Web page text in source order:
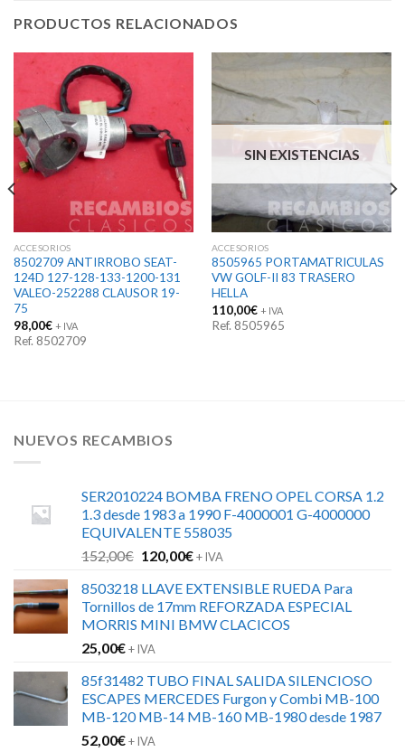
PRODUCTOS RELACIONADOS
ACCESORIOS
8502709 ANTIRROBO SEAT-
124D 127-128-133-1200-131
VALEO-252288 CLAUSOR 19-
75
98,00€ + IVA
Ref. 8502709
SIN EXISTENCIAS
ACCESORIOS
8505965 PORTAMATRICULAS
VW GOLF-II 83 TRASERO
HELLA
110,00€ + IVA
Ref. 8505965
NUEVOS RECAMBIOS
SER2010224 BOMBA FRENO OPEL CORSA 1.2
1.3 desde 1983 a 1990 F-4000001 G-4000000
EQUIVALENTE 558035
152,00€ El
original
era:
152,00€.
120,00€El
actual
es:
120,00€.
+ IVA
8503218 LLAVE EXTENSIBLE RUEDA Para
Tornillos de 17mm REFORZADA ESPECIAL
MORRIS MINI BMW CLACICOS
25,00€+ IVA
85f31482 TUBO FINAL SALIDA SILENCIOSO
ESCAPES MERCEDES Furgon y Combi MB-100
MB-120 MB-14 MB-160 MB-1980 desde 1987
52,00€+ IVA